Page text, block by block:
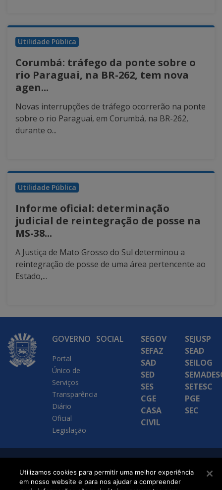
Utilidade Pública
Corumbá: tráfego da ponte sobre o
rio Paraguai, na BR-262, tem nova
agen...
Novas interrupções de tráfego ocorrerão na ponte
sobre o rio Paraguai, em Corumbá, na BR-262,
durante o...
Utilidade Pública
Informe oficial: determinação
judicial de reintegração de posse na
MS-38...
A Justiça de Mato Grosso do Sul determinou a
reintegração de posse de uma área pertencente ao
Estado,...
GOVERNO
Portal
Único de
Serviços
Transparência
Diário
Oficial
Legislação
SOCIAL
SEGOV
SEFAZ
SAD
SED
SES
CGE
CASA
CIVIL
SEJUSP
SEAD
SEILOG
SETESC
PGE
SEC
SETDIG | Secretaria-
Executiva de
Utilizamos cookies para permitir uma melhor experiência
em nosso website e para nos ajudar a compreender